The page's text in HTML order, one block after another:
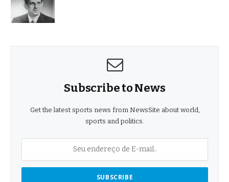
Subscribe to News
Get the latest sports news from NewsSite about world,
sports and politics.